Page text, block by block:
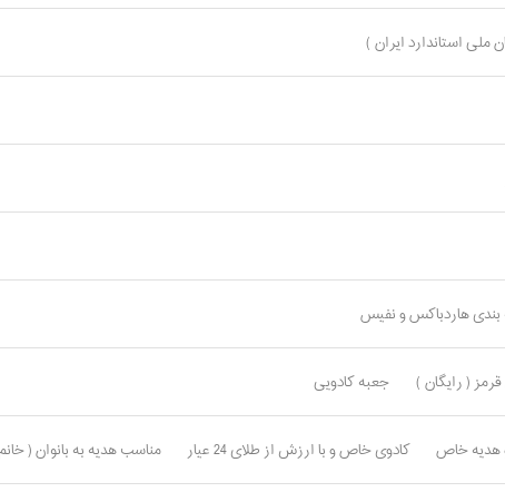
هاردباکس و نفیس
( رایگان ) جعبه کادویی
هدیه خاص کادوی خاص و با ارزش از طلای 24 عیار مناسب هدیه به بانوان (